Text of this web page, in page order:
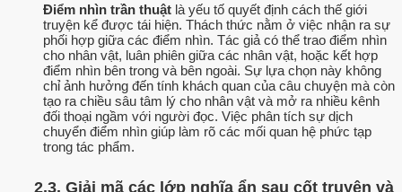
Điểm nhìn trần thuật là yếu tố quyết định cách thế giới
truyện kể được tái hiện. Thách thức nằm ở việc nhận ra sự
phối hợp giữa các điểm nhìn. Tác giả có thể trao điểm nhìn
cho nhân vật, luân phiên giữa các nhân vật, hoặc kết hợp
điểm nhìn bên trong và bên ngoài. Sự lựa chọn này không
chỉ ảnh hưởng đến tính khách quan của câu chuyện mà còn
tạo ra chiều sâu tâm lý cho nhân vật và mở ra nhiều kênh
đối thoại ngầm với người đọc. Việc phân tích sự dịch
chuyển điểm nhìn giúp làm rõ các mối quan hệ phức tạp
trong tác phẩm.
2.3. Giải mã các lớp nghĩa ẩn sau cốt truyện và